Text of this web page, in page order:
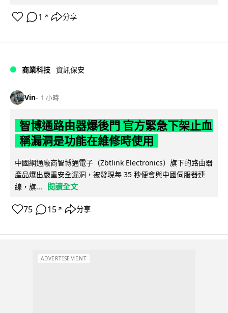
1 ↗ 分享
商業科技 資訊保安
Vin 1 小時
智博通路由器爆後門 官方緊急下架止血
稱漏洞是功能在維修時使用
中國網通廠商智博通電子（Zbtlink Electronics）旗下的路由器
產品爆出嚴重安全漏洞，被發現每 35 秒便會與中國伺服器連
線，旗...
閱讀全文
75 15 ↗ 分享
ADVERTISEMENT